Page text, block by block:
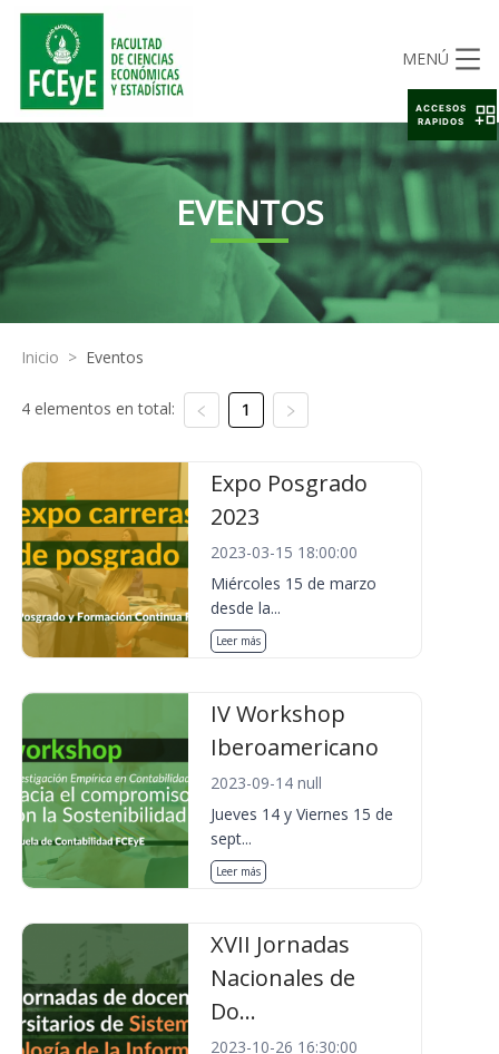
MENÚ
EVENTOS
Inicio > Eventos
4 elementos en total: 1
Expo Posgrado
2023
2023-03-15 18:00:00
Miércoles 15 de marzo
desde la...
Leer más
IV Workshop
Iberoamericano
2023-09-14 null
Jueves 14 y Viernes 15 de
sept...
Leer más
XVII Jornadas
Nacionales de
Do...
2023-10-26 16:30:00
ACCESOS
RAPIDOS